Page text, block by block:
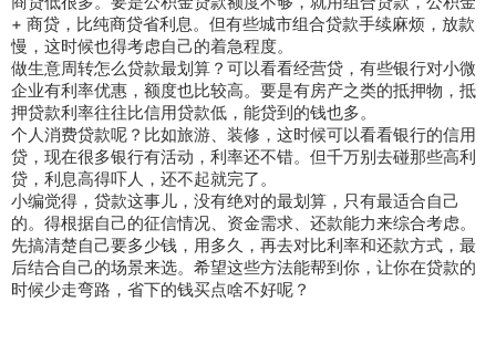
+ 商贷，比纯商贷省利息。但有些城市组合贷款手续麻烦，放款
慢，这时候也得考虑自己的着急程度。
做生意周转怎么贷款最划算？可以看看经营贷，有些银行对小微
企业有利率优惠，额度也比较高。要是有房产之类的抵押物，抵
押贷款利率往往比信用贷款低，能贷到的钱也多。
个人消费贷款呢？比如旅游、装修，这时候可以看看银行的信用
贷，现在很多银行有活动，利率还不错。但千万别去碰那些高利
贷，利息高得吓人，还不起就完了。
小编觉得，贷款这事儿，没有绝对的最划算，只有最适合自己
的。得根据自己的征信情况、资金需求、还款能力来综合考虑。
先搞清楚自己要多少钱，用多久，再去对比利率和还款方式，最
后结合自己的场景来选。希望这些方法能帮到你，让你在贷款的
时候少走弯路，省下的钱买点啥不好呢？